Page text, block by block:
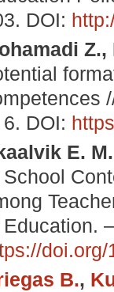
DOI:
6. DOI:
E.
School
Education.
B.,